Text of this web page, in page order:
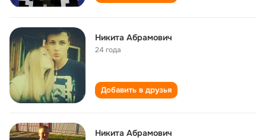
Никита Абрамович
24 года
Добавить в друзья
Никита Абрамович